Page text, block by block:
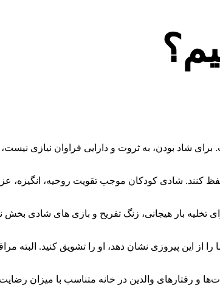
شاد بودن، به ثروت و دارایی فراوان نیازی
کنند. شادی کودکان موجب تقویت روحیه، انگیزه،
بار هیجانی، زنگ تفریح و بازی های شادی بخش
این پیروزی نشان دهد، او را تشویق کنید. البته
و رفتارهای والدین در خانه متناسب با میزان